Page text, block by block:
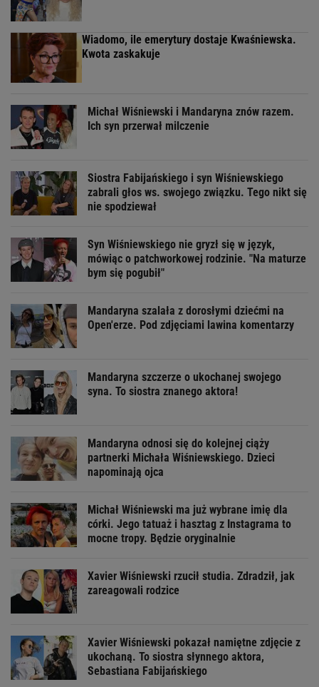
Wiadomo, ile emerytury dostaje Kwaśniewska.
Kwota zaskakuje
Michał Wiśniewski i Mandaryna znów razem.
Ich syn przerwał milczenie
Siostra Fabijańskiego i syn Wiśniewskiego
zabrali głos ws. swojego związku. Tego nikt się
nie spodziewał
Syn Wiśniewskiego nie gryzł się w język,
mówiąc o patchworkowej rodzinie. "Na maturze
bym się pogubił"
Mandaryna szalała z dorosłymi dziećmi na
Open'erze. Pod zdjęciami lawina komentarzy
Mandaryna szczerze o ukochanej swojego
syna. To siostra znanego aktora!
Mandaryna odnosi się do kolejnej ciąży
partnerki Michała Wiśniewskiego. Dzieci
napominają ojca
Michał Wiśniewski ma już wybrane imię dla
córki. Jego tatuaż i hasztag z Instagrama to
mocne tropy. Będzie oryginalnie
Xavier Wiśniewski rzucił studia. Zdradził, jak
zareagowali rodzice
Xavier Wiśniewski pokazał namiętne zdjęcie z
ukochaną. To siostra słynnego aktora,
Sebastiana Fabijańskiego